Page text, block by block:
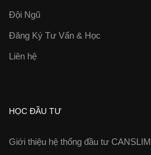
Đội Ngũ
Đăng Ký Tư Vấn & Học
Liên hệ
HỌC ĐẦU TƯ
Giới thiệu hệ thống đầu tư CANSLIM